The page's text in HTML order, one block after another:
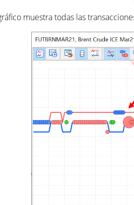
muestra todas las